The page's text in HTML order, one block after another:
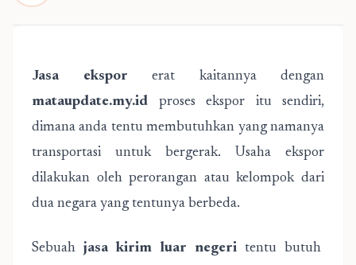
Jasa ekspor erat kaitannya dengan
mataupdate.my.id proses ekspor itu sendiri,
dimana anda tentu membutuhkan yang namanya
transportasi untuk bergerak. Usaha ekspor
dilakukan oleh perorangan atau kelompok dari
dua negara yang tentunya berbeda.
Sebuahjasa kirim luar negeritentu butuh